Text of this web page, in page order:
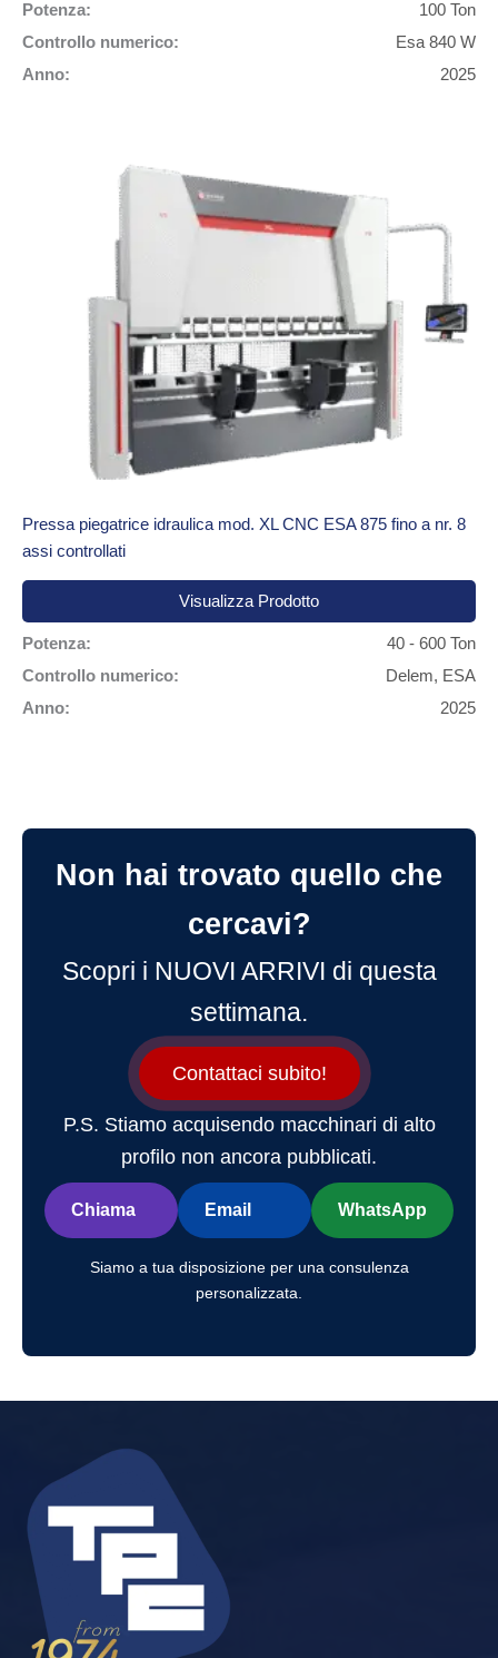
Potenza:
100 Ton
Controllo numerico:
Esa 840 W
Anno:
2025
Pressa piegatrice idraulica mod. XL CNC ESA 875 fino a nr. 8
assi controllati
Visualizza Prodotto
Potenza:
40 - 600 Ton
Controllo numerico:
Delem, ESA
Anno:
2025
Non hai trovato quello che
cercavi?
Scopri i NUOVI ARRIVI di questa
settimana.
Contattaci subito!
P.S. Stiamo acquisendo macchinari di alto
profilo non ancora pubblicati.
Chiama Email WhatsApp
Siamo a tua disposizione per una consulenza
personalizzata.